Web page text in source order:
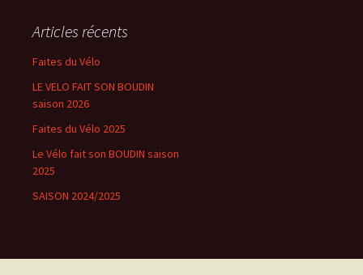
Articles récents
Faites du Vélo
LE VELO FAIT SON BOUDIN
saison 2026
Faites du Vélo 2025
Le Vélo fait son BOUDIN saison
2025
SAISON 2024/2025